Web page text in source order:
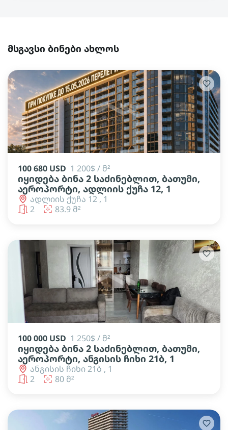
მსგავსი ბინები ახლოს
100 680 USD 1 200$ / მ²
იყიდება ბინა 2 საძინებლით, ბათუმი,
აეროპორტი, ადლიის ქუჩა 12, 1
ადლიის ქუჩა 12 , 1
2
83.9 მ²
100 000 USD 1 250$ / მ²
იყიდება ბინა 2 საძინებლით, ბათუმი,
აეროპორტი, ანგისის ჩიხი 21ბ, 1
ანგისის ჩიხი 21ბ , 1
2
80 მ²